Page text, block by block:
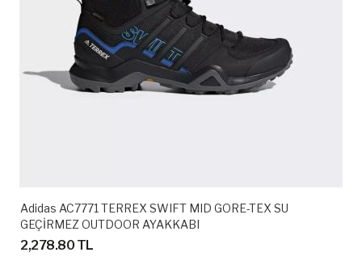
Adidas AC7771 TERREX SWIFT MID GORE-TEX SU
GEÇİRMEZ OUTDOOR AYAKKABI
2,278.80 TL